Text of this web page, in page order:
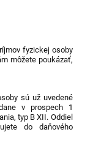
fyzickej osoby
môžete poukázať,
sú už uvedené
v prospech 1
typ B XII. Oddiel
do daňového